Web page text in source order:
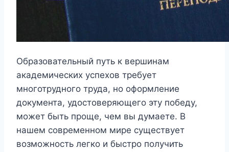
Образовательный путь к вершинам
академических успехов требует
многотрудного труда, но оформление
документа, удостоверяющего эту победу,
может быть проще, чем вы думаете. В
нашем современном мире существует
возможность легко и быстро получить